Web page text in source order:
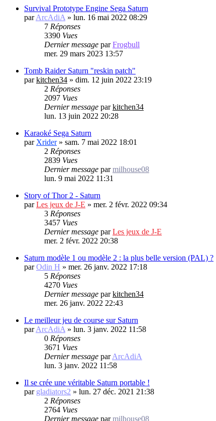
Survival Prototype Engine Sega Saturn
parArcAdiA » lun. 16 mai 2022 08:29
7 Réponses
3390 Vues
Dernier message parFrogbull
mer. 29 mars 2023 13:57
Tomb Raider Saturn "reskin patch"
parkitchen34 » dim. 12 juin 2022 23:19
2 Réponses
2097 Vues
Dernier message parkitchen34
lun. 13 juin 2022 20:28
Karaoké Sega Saturn
par Xrider» sam. 7 mai 2022 18:01
2 Réponses
2839 Vues
Dernier message parmilhouse08
lun. 9 mai 2022 11:31
Story of Thor 2 - Saturn
parLes jeux de J-E » mer. 2 févr. 2022 09:34
3 Réponses
3457 Vues
Dernier message parLes jeux de J-E
mer. 2 févr. 2022 20:38
Saturn modèle 1 ou modèle 2 : la plus belle version (PAL) ?
parOdin H » mer. 26 janv. 2022 17:18
5 Réponses
4270 Vues
Dernier message parkitchen34
mer. 26 janv. 2022 22:43
Le meilleur jeu de course sur Saturn
parArcAdiA » lun. 3 janv. 2022 11:58
0 Réponses
3671 Vues
Dernier message parArcAdiA
lun. 3 janv. 2022 11:58
Il se crée une véritable Saturn portable !
par gladiators2 » lun. 27 déc. 2021 21:38
2 Réponses
2764 Vues
Dernier message parmilhouse08